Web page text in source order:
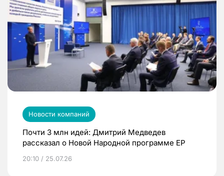
Новости компаний
Почти 3 млн идей: Дмитрий Медведев
рассказал о Новой Народной программе ЕР
20:10 / 25.07.26